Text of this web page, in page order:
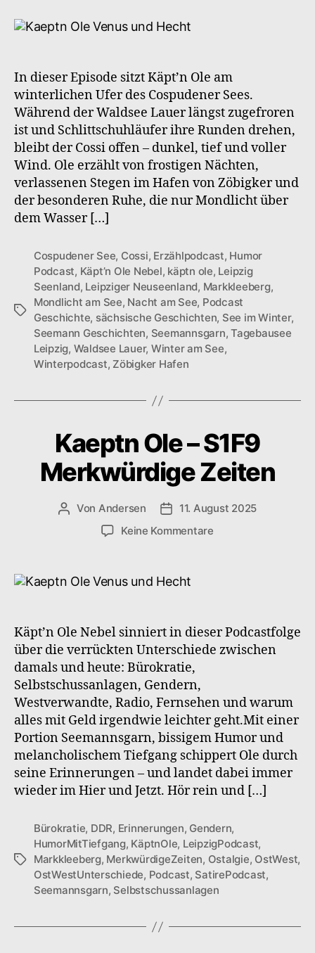
–
Winter
am
Cossi
In dieser Episode sitzt Käpt’n Ole am
winterlichen Ufer des Cospudener Sees.
Während der Waldsee Lauer längst zugefroren
ist und Schlittschuhläufer ihre Runden drehen,
bleibt der Cossi offen – dunkel, tief und voller
Wind. Ole erzählt von frostigen Nächten,
verlassenen Stegen im Hafen von Zöbigker und
der besonderen Ruhe, die nur Mondlicht über
dem Wasser […]
Schlagwörter
Cospudener See, Cossi, Erzählpodcast, Humor
Podcast, Käpt’n Ole Nebel, käptn ole, Leipzig
Seenland, Leipziger Neuseenland, Markkleeberg,
Mondlicht am See, Nacht am See, Podcast
Geschichte, sächsische Geschichten, See im Winter,
Seemann Geschichten, Seemannsgarn,Tagebausee
Leipzig, Waldsee Lauer, Winter am See,
Winterpodcast, Zöbigker Hafen
Kaeptn Ole – S1F9
Merkwürdige Zeiten
Beitragsautor
Von Andersen Veröffentlichungsdatum
11. August 2025
Keine Kommentarezu
Käpt’n Ole Nebel sinniert in dieser Podcastfolge
über die verrückten Unterschiede zwischen
damals und heute: Bürokratie,
Selbstschussanlagen, Gendern,
Westverwandte, Radio, Fernsehen und warum
alles mit Geld irgendwie leichter geht.Mit einer
Portion Seemannsgarn, bissigem Humor und
melancholischem Tiefgang schippert Ole durch
seine Erinnerungen – und landet dabei immer
wieder im Hier und Jetzt. Hör rein und […]
Schlagwörter
Bürokratie, DDR, Erinnerungen, Gendern,
HumorMitTiefgang, KäptnOle, LeipzigPodcast,
Markkleeberg, MerkwürdigeZeiten, Ostalgie, OstWest,
OstWestUnterschiede, Podcast, SatirePodcast,
Seemannsgarn, Selbstschussanlagen